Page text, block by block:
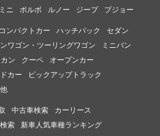
ミニ ボルボ ルノー ジープ プジョー
コンパクトカー ハッチバック
セダン
ワゴン・ツーリングワゴン
ミニバン
ン
クーペ
オープンカー
カー
ピックアップトラック
中古車検索
カーリース
索
新車人気車種ランキング